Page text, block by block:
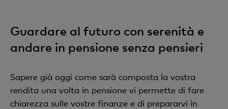
Guardare al futuro con serenità e
andare in pensione senza pensieri
Sapere già oggi come sarà composta la vostra
rendita una volta in pensione vi permette di fare
chiarezza sulle vostre finanze e di prepararvi in